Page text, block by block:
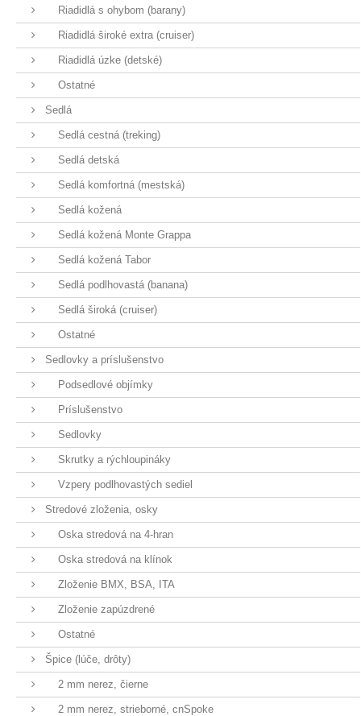
Riadidlá s ohybom (barany)
Riadidlá široké extra (cruiser)
Riadidlá úzke (detské)
Ostatné
Sedlá
Sedlá cestná (treking)
Sedlá detská
Sedlá komfortná (mestská)
Sedlá kožená
Sedlá kožená Monte Grappa
Sedlá kožená Tabor
Sedlá podlhovastá (banana)
Sedlá široká (cruiser)
Ostatné
Sedlovky a príslušenstvo
Podsedlové objímky
Príslušenstvo
Sedlovky
Skrutky a rýchloupináky
Vzpery podlhovastých sediel
Stredové zloženia, osky
Oska stredová na 4-hran
Oska stredová na klínok
Zloženie BMX, BSA, ITA
Zloženie zapúzdrené
Ostatné
Špice (lúče, drôty)
2 mm nerez, čierne
2 mm nerez, strieborné, cnSpoke